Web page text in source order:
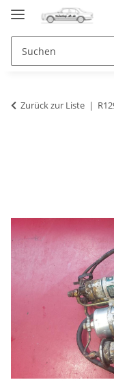
Zurück zur Liste